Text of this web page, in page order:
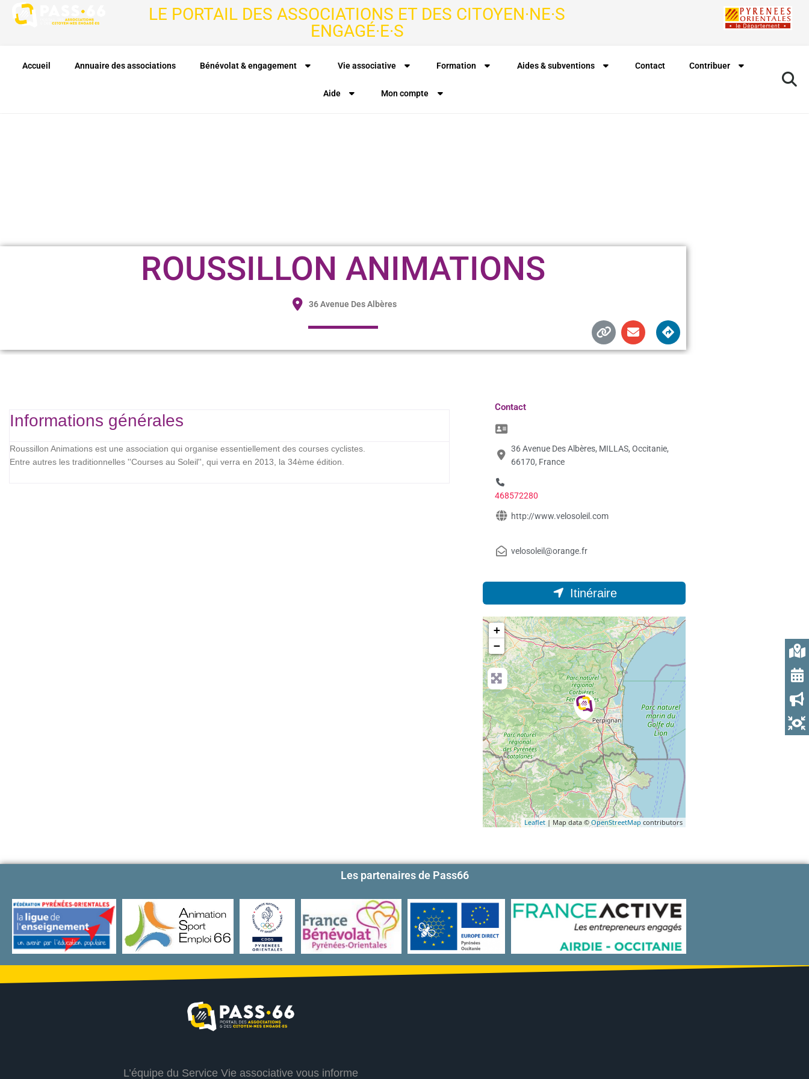
LE PORTAIL DES ASSOCIATIONS ET DES CITOYEN·NE·S
ENGAGÉ·E·S
Accueil Annuaire des associations Bénévolat & engagement Vie associative Formation Aides & subventions Contact Contribuer
Aide Mon compte
ROUSSILLON ANIMATIONS
36 Avenue Des Albères
Informations générales
Roussillon Animations est une association qui organise essentiellement des courses cyclistes.
Entre autres les traditionnelles ''Courses au Soleil'', qui verra en 2013, la 34ème édition.
Contact
36 Avenue Des Albères, MILLAS, Occitanie,
66170, France
468572280
http://www.velosoleil.com
velosoleil@orange.fr
Itinéraire
+
−
Leaflet | Map data © OpenStreetMap contributors
Les partenaires de Pass66
L’équipe du Service Vie associative vous informe